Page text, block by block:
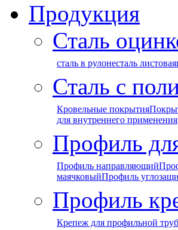
Продукция
Сталь
сталь в рулонесталь листовая
Сталь с
Кровельные покрытия
для внутреннего применения
Профиль
Профиль направляющий
маячковыйПрофиль
Профиль
Крепеж для профильной